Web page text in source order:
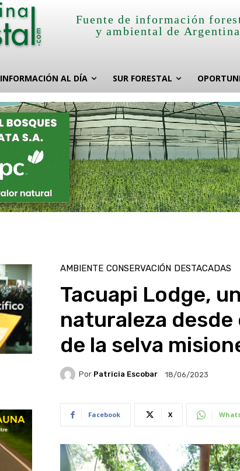
Fuente de información
y ambiental de
INFORMACIÓN AL DÍA SUR FORESTAL
AMBIENTE CONSERVACIÓN DESTACADAS
Tacuapi Lodge,
naturaleza desde
de la selva
Por Patricia Escobar 18/06/2023
Facebook X